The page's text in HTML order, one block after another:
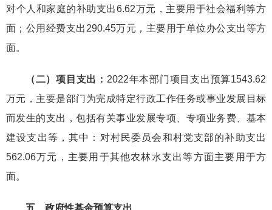
对个人和家庭的补助支出6.62万元，主要用于社会福利等方
面；公用经费支出290.45万元，主要用于单位办公支出等方
面。
（二）项目支出： 2022年本部门项目支出预算1543.62
万元，主要是部门为完成特定行政工作任务或事业发展目标
而发生的支出，包括有关事业发展专项、专项业务费、基本
建设支出等，其中：对村民委员会和村党支部的补助支出
562.06万元，主要用于其他农林水支出等方面主要用于方
面。